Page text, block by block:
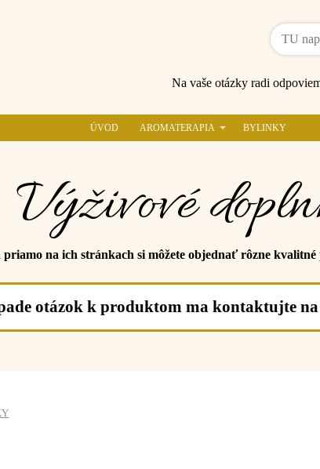
Na vaše otázky radi
ÚVOD AROMATERAPIA BYLINKY
Výživové
na ich stránkach si môžete objednať rôzne
otázok k produktom ma kontaktujte na